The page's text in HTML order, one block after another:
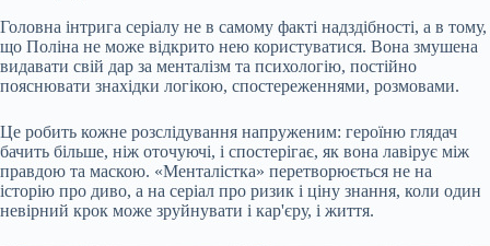
Головна інтрига серіалу не в самому факті надздібності, а в тому,
що Поліна не може відкрито нею користуватися. Вона змушена
видавати свій дар за менталізм та психологію, постійно
пояснювати знахідки логікою, спостереженнями, розмовами.
Це робить кожне розслідування напруженим: героїню глядач
бачить більше, ніж оточуючі, і спостерігає, як вона лавірує між
правдою та маскою. «Менталістка» перетворюється не на
історію про диво, а на серіал про ризик і ціну знання, коли один
невірний крок може зруйнувати і кар'єру, і життя.